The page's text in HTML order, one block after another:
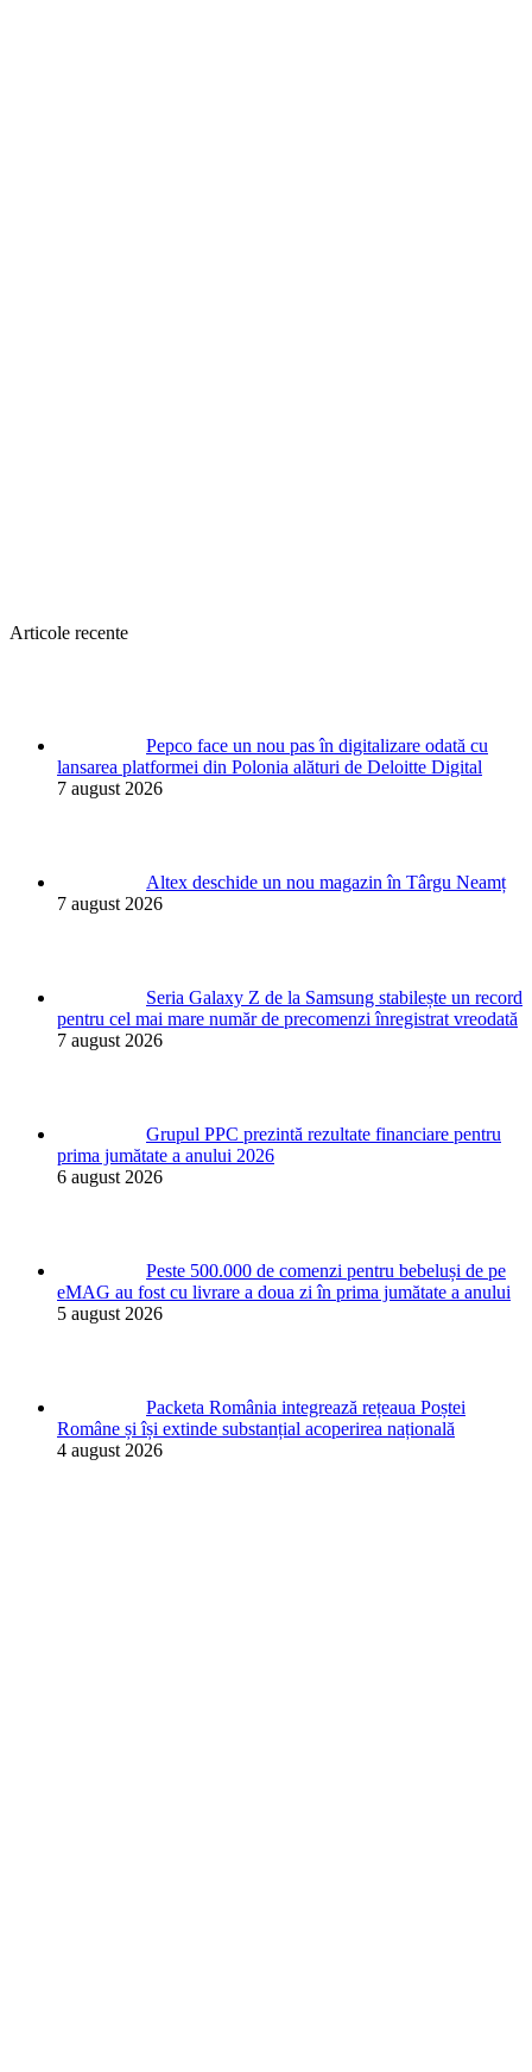
Articole recente
Pepco face un nou pas în digitalizare odată cu
lansarea platformei din Polonia alături de Deloitte Digital
7 august 2026
Altex deschide un nou magazin în Târgu Neamț
7 august 2026
Seria Galaxy Z de la Samsung stabilește un record
pentru cel mai mare număr de precomenzi înregistrat vreodată
7 august 2026
Grupul PPC prezintă rezultate financiare pentru
prima jumătate a anului 2026
6 august 2026
Peste 500.000 de comenzi pentru bebeluși de pe
eMAG au fost cu livrare a doua zi în prima jumătate a anului
5 august 2026
Packeta România integrează rețeaua Poștei
Române și își extinde substanțial acoperirea națională
4 august 2026